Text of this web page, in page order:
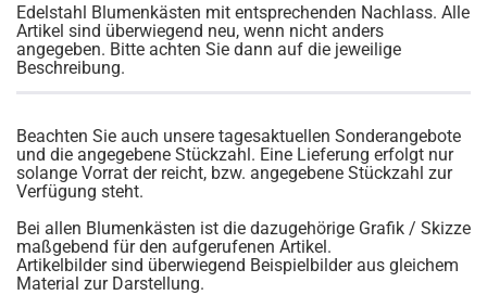
Edelstahl Blumenkästen mit entsprechenden Nachlass. Alle
Artikel sind überwiegend neu, wenn nicht anders
angegeben. Bitte achten Sie dann auf die jeweilige
Beschreibung.
Beachten Sie auch unsere tagesaktuellen Sonderangebote
und die angegebene Stückzahl. Eine Lieferung erfolgt nur
solange Vorrat der reicht, bzw. angegebene Stückzahl zur
Verfügung steht.
Bei allen Blumenkästen ist die dazugehörige Grafik / Skizze
maßgebend für den aufgerufenen Artikel.
Artikelbilder sind überwiegend Beispielbilder aus gleichem
Material zur Darstellung.